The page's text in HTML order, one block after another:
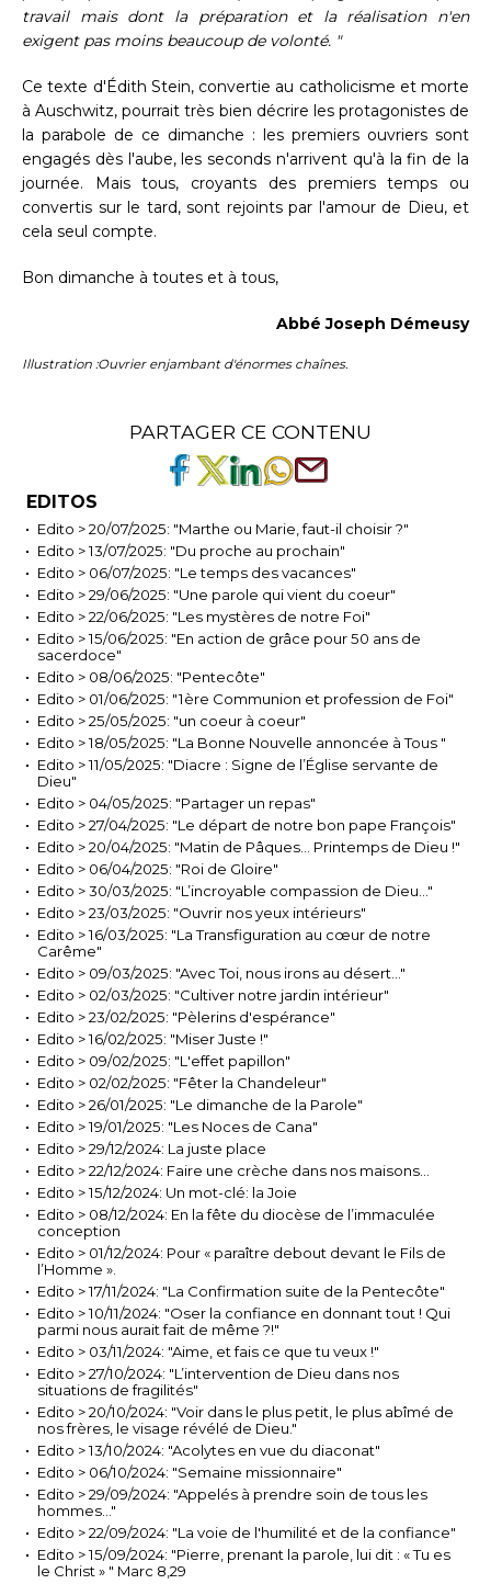
travail mais dont la préparation et la réalisation n'en
exigent pas moins beaucoup de volonté. "
Ce texte d'Édith Stein, convertie au catholicisme et morte
à Auschwitz, pourrait très bien décrire les protagonistes de
la parabole de ce dimanche : les premiers ouvriers sont
engagés dès l'aube, les seconds n'arrivent qu'à la fin de la
journée. Mais tous, croyants des premiers temps ou
convertis sur le tard, sont rejoints par l'amour de Dieu, et
cela seul compte.
Bon dimanche à toutes et à tous,
Abbé Joseph Démeusy
Illustration :Ouvrier enjambant d'énormes chaînes.
PARTAGER CE CONTENU
EDITOS
Edito > 20/07/2025: "Marthe ou Marie, faut-il choisir ?"
Edito > 13/07/2025: "Du proche au prochain"
Edito > 06/07/2025: "Le temps des vacances"
Edito > 29/06/2025: "Une parole qui vient du coeur"
Edito > 22/06/2025: "Les mystères de notre Foi"
Edito > 15/06/2025: "En action de grâce pour 50 ans de
sacerdoce"
Edito > 08/06/2025: "Pentecôte"
Edito > 01/06/2025: "1ère Communion et profession de Foi"
Edito > 25/05/2025: "un coeur à coeur"
Edito > 18/05/2025: "La Bonne Nouvelle annoncée à Tous "
Edito > 11/05/2025: "Diacre : Signe de l’Église servante de
Dieu"
Edito > 04/05/2025: "Partager un repas"
Edito > 27/04/2025: "Le départ de notre bon pape François"
Edito > 20/04/2025: "Matin de Pâques… Printemps de Dieu !"
Edito > 06/04/2025: "Roi de Gloire"
Edito > 30/03/2025: "L’incroyable compassion de Dieu…"
Edito > 23/03/2025: "Ouvrir nos yeux intérieurs"
Edito > 16/03/2025: "La Transfiguration au cœur de notre
Carême"
Edito > 09/03/2025: "Avec Toi, nous irons au désert…"
Edito > 02/03/2025: "Cultiver notre jardin intérieur"
Edito > 23/02/2025: "Pèlerins d'espérance"
Edito > 16/02/2025: "Miser Juste !"
Edito > 09/02/2025: "L'effet papillon"
Edito > 02/02/2025: "Fêter la Chandeleur"
Edito > 26/01/2025: "Le dimanche de la Parole"
Edito > 19/01/2025: "Les Noces de Cana"
Edito > 29/12/2024: La juste place
Edito > 22/12/2024: Faire une crèche dans nos maisons…
Edito > 15/12/2024: Un mot-clé: la Joie
Edito > 08/12/2024: En la fête du diocèse de l’immaculée
conception
Edito > 01/12/2024: Pour « paraître debout devant le Fils de
l’Homme ».
Edito > 17/11/2024: "La Confirmation suite de la Pentecôte"
Edito > 10/11/2024: "Oser la confiance en donnant tout ! Qui
parmi nous aurait fait de même ?!"
Edito > 03/11/2024: "Aime, et fais ce que tu veux !"
Edito > 27/10/2024: "L’intervention de Dieu dans nos
situations de fragilités"
Edito > 20/10/2024: "Voir dans le plus petit, le plus abîmé de
nos frères, le visage révélé de Dieu."
Edito > 13/10/2024: "Acolytes en vue du diaconat"
Edito > 06/10/2024: "Semaine missionnaire"
Edito > 29/09/2024: "Appelés à prendre soin de tous les
hommes…"
Edito > 22/09/2024: "La voie de l'humilité et de la confiance"
Edito > 15/09/2024: "Pierre, prenant la parole, lui dit : « Tu es
le Christ » " Marc 8,29